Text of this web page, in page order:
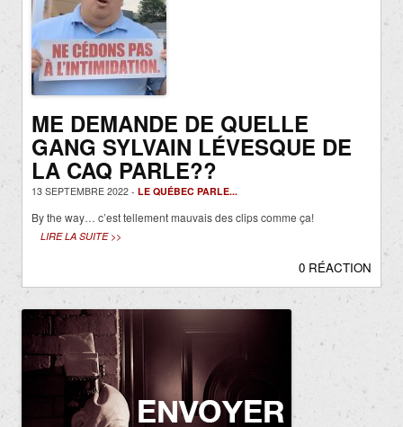
ME DEMANDE DE QUELLE
GANG SYLVAIN LÉVESQUE DE
LA CAQ PARLE??
13 SEPTEMBRE 2022 - LE QUÉBEC PARLE...
By the way… c’est tellement mauvais des clips comme ça!
LIRE LA SUITE >>
0 RÉACTION